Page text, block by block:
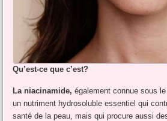
Qu’est-ce que c’est?
La niacinamide, également connue sous
un nutriment hydrosoluble essentiel qui
santé de la peau, mais qui procure aussi